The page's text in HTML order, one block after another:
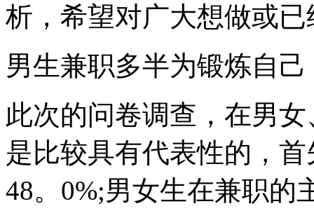
析，希望对广大想做或
男生兼职多半为锻炼自己
此次的问卷调查，在男
是比较具有代表性的，
48。0%;男女生在兼职的